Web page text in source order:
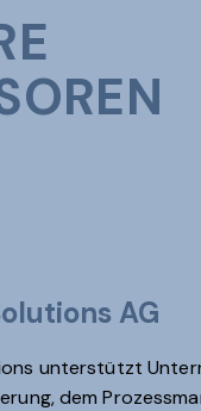
unterstützt
dem
AG